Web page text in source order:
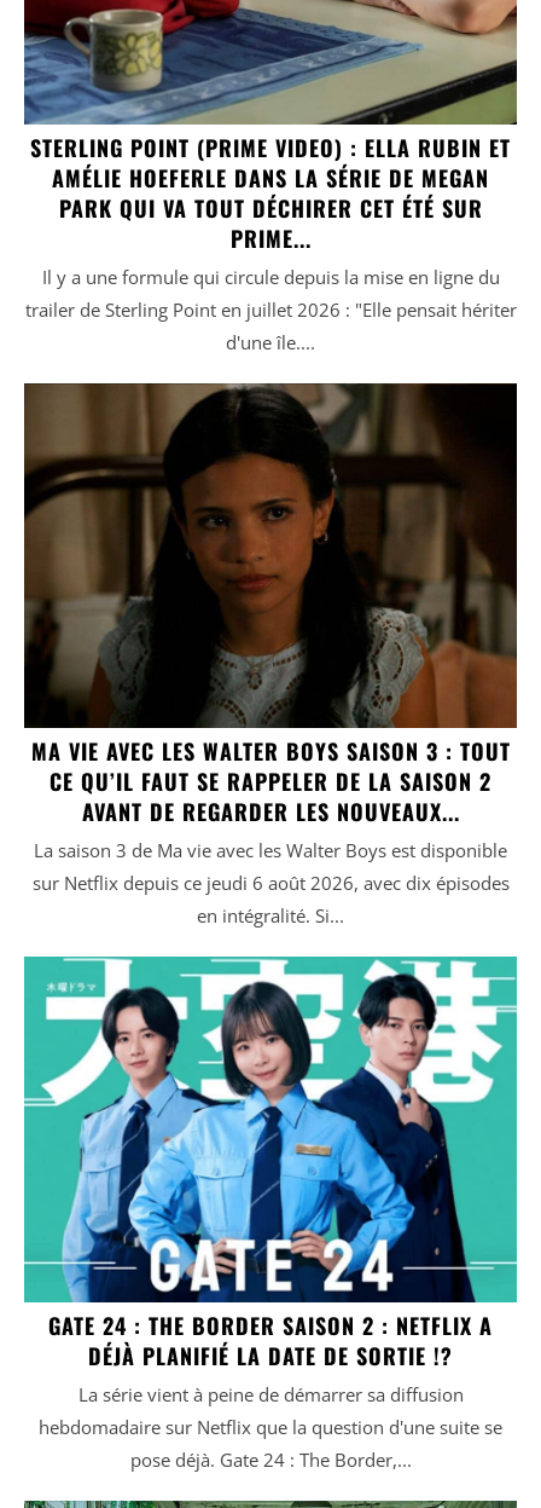
STERLING POINT (PRIME VIDEO) : ELLA RUBIN ET
AMÉLIE HOEFERLE DANS LA SÉRIE DE MEGAN
PARK QUI VA TOUT DÉCHIRER CET ÉTÉ SUR
PRIME...
Il y a une formule qui circule depuis la mise en ligne du
trailer de Sterling Point en juillet 2026 : "Elle pensait hériter
d'une île....
MA VIE AVEC LES WALTER BOYS SAISON 3 : TOUT
CE QU’IL FAUT SE RAPPELER DE LA SAISON 2
AVANT DE REGARDER LES NOUVEAUX...
La saison 3 de Ma vie avec les Walter Boys est disponible
sur Netflix depuis ce jeudi 6 août 2026, avec dix épisodes
en intégralité. Si...
GATE 24 : THE BORDER SAISON 2 : NETFLIX A
DÉJÀ PLANIFIÉ LA DATE DE SORTIE !?
La série vient à peine de démarrer sa diffusion
hebdomadaire sur Netflix que la question d'une suite se
pose déjà. Gate 24 : The Border,...